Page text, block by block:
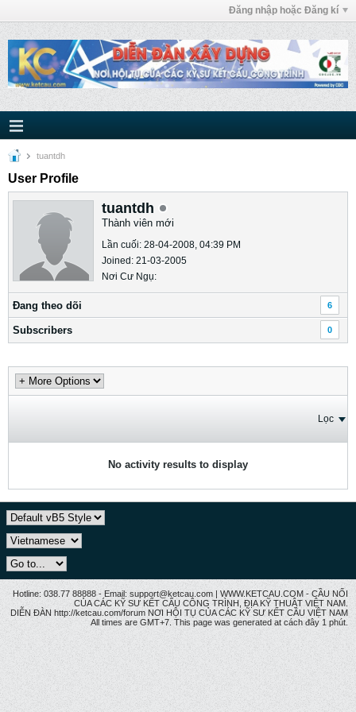
Đăng nhập hoặc Đăng kí
tuantdh
User Profile
tuantdh
Thành viên mới
Lần cuối: 28-04-2008, 04:39 PM
Joined: 21-03-2005
Nơi Cư Ngụ:
Ðang theo dõi 6
Subscribers 0
Lọc
No activity results to display
Hotline: 038.77 88888 - Email: support@ketcau.com | WWW.KETCAU.COM - CẦU NỐI
CỦA CÁC KỸ SƯ KẾT CẤU CÔNG TRÌNH, ĐỊA KỸ THUẬT VIỆT NAM.
DIỄN ĐÀN http://ketcau.com/forum NƠI HỘI TỤ CỦA CÁC KỸ SƯ KẾT CÂU VIỆT NAM
All times are GMT+7. This page was generated at cách đây 1 phút.